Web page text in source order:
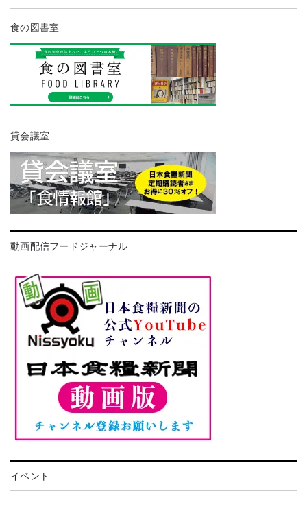
食の図書室
貸会議室
動画配信フードジャーナル
イベント